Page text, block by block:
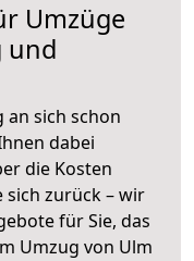
Umzüge
und
an sich schon
dabei
die Kosten
sich zurück – wir
für Sie, das
Umzug von Ulm